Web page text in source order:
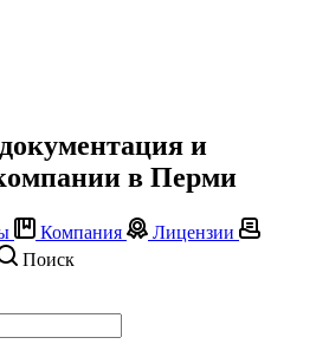
и
в Перми
Компания
Лицензии
Поиск